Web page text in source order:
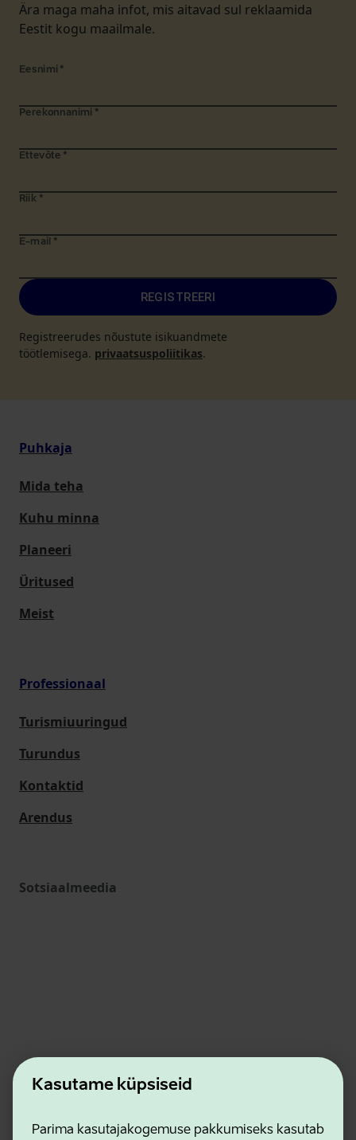
Kasutame küpsiseid
Parima kasutajakogemuse pakkumiseks kasutab
Ära maga maha infot, mis aitavad sul reklaamida
Eestit kogu maailmale.
Eesnimi *
Perekonnanimi *
Ettevõte *
Riik *
E-mail *
REGISTREERI
Registreerudes nõustute isikuandmete
töötlemisega. privaatsuspoliitikas.
Puhkaja
Mida teha
Kuhu minna
Planeeri
Üritused
Meist
Professionaal
Turismiuuringud
Turundus
Kontaktid
Arendus
Sotsiaalmeedia
Ettevõtluse ja Innovatsiooni Sihtasutus
Kontaktid
Privaatsuse ja küpsiste eeskirjad